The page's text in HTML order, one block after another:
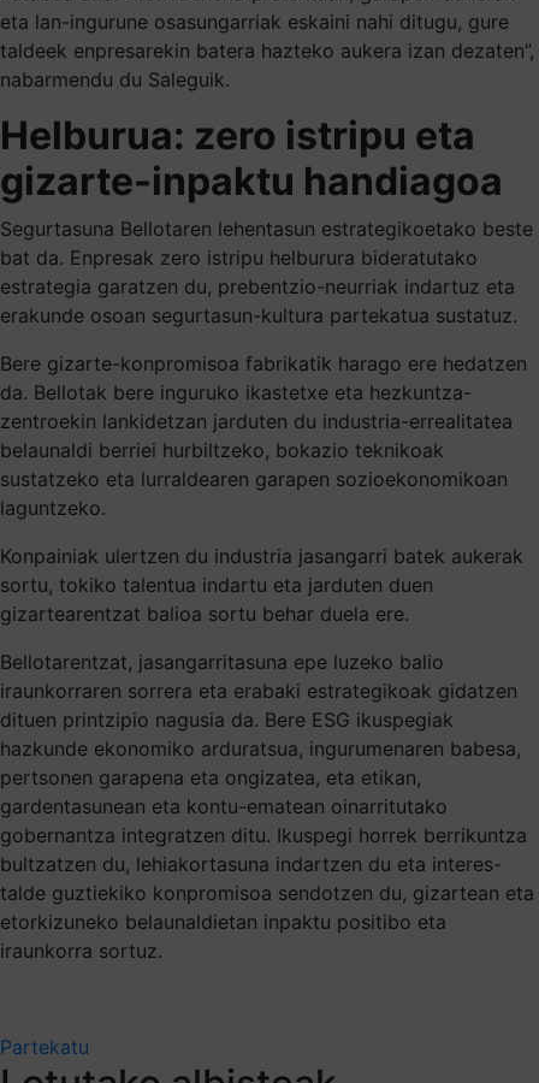
eta lan-ingurune osasungarriak eskaini nahi ditugu, gure
taldeek enpresarekin batera hazteko aukera izan dezaten”,
nabarmendu du Saleguik.
Helburua: zero istripu eta
gizarte-inpaktu handiagoa
Segurtasuna Bellotaren lehentasun estrategikoetako beste
bat da. Enpresak zero istripu helburura bideratutako
estrategia garatzen du, prebentzio-neurriak indartuz eta
erakunde osoan segurtasun-kultura partekatua sustatuz.
Bere gizarte-konpromisoa fabrikatik harago ere hedatzen
da. Bellotak bere inguruko ikastetxe eta hezkuntza-
zentroekin lankidetzan jarduten du industria-errealitatea
belaunaldi berriei hurbiltzeko, bokazio teknikoak
sustatzeko eta lurraldearen garapen sozioekonomikoan
laguntzeko.
Konpainiak ulertzen du industria jasangarri batek aukerak
sortu, tokiko talentua indartu eta jarduten duen
gizartearentzat balioa sortu behar duela ere.
Bellotarentzat, jasangarritasuna epe luzeko balio
iraunkorraren sorrera eta erabaki estrategikoak gidatzen
dituen printzipio nagusia da. Bere ESG ikuspegiak
hazkunde ekonomiko arduratsua, ingurumenaren babesa,
pertsonen garapena eta ongizatea, eta etikan,
gardentasunean eta kontu-ematean oinarritutako
gobernantza integratzen ditu. Ikuspegi horrek berrikuntza
bultzatzen du, lehiakortasuna indartzen du eta interes-
talde guztiekiko konpromisoa sendotzen du, gizartean eta
etorkizuneko belaunaldietan inpaktu positibo eta
iraunkorra sortuz.
Partekatu